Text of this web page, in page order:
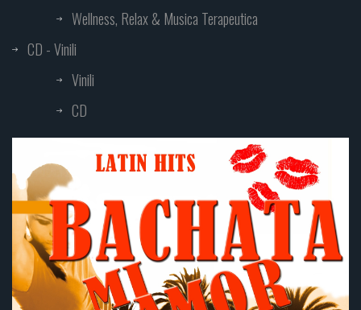
Wellness, Relax & Musica Terapeutica
CD - Vinili
Vinili
CD